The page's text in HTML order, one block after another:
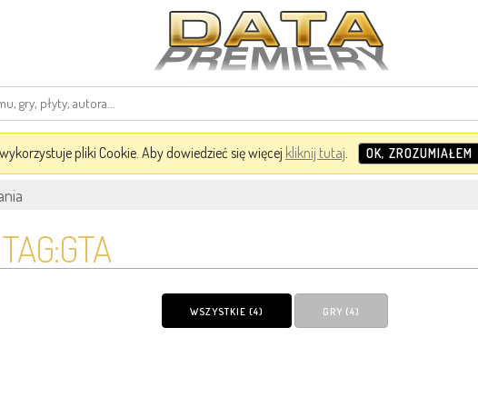
pliki Cookie. Aby dowiedzieć się więcej kliknij tutaj. OK, ZROZUMIAŁEM
TAG:GTA
WSZYSTKIE (4) GRY (4)